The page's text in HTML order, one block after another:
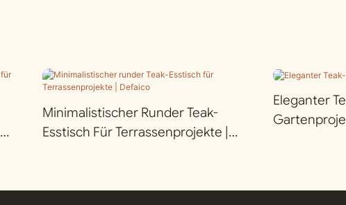
Minimalistischer Runder Teak-
Esstisch Für Terrassenprojekte |
Eleganter